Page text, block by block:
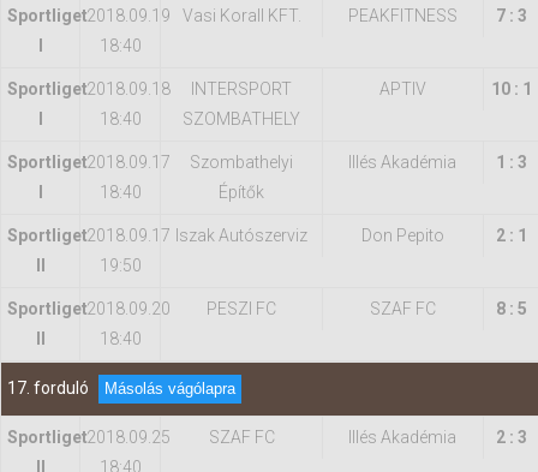
Sportliget2018.09.19
18:40
Vasi Korall KFT. PEAKFITNESS 7 : 3
Sportliget2018.09.18
18:40
INTERSPORT
SZOMBATHELY
APTIV 10 : 1
Sportliget2018.09.17
18:40
Szombathelyi
Építők
Illés Akadémia 1 : 3
Sportliget2018.09.17
19:50
Iszak Autószerviz Don Pepito 2 : 1
Sportliget2018.09.20
18:40
PESZI FC SZAF FC 8 : 5
17. forduló Másolás vágólapra
Sportliget2018.09.25
18:40
SZAF FC Illés Akadémia 2 : 3